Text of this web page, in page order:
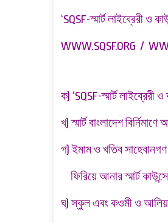
‘SQSF-স্মার্ট লাইব্রেরী ও
WWW.SQSF.ORG /
ক) ‘SQSF-স্মার্ট
খ) স্মার্ট বাংলাদেশ
গ) ইমাম ও খতিব
ফিরিয়ে আনার স্মার্ট
ঘ) স্কুল এবং কওমী ও আলিয়া